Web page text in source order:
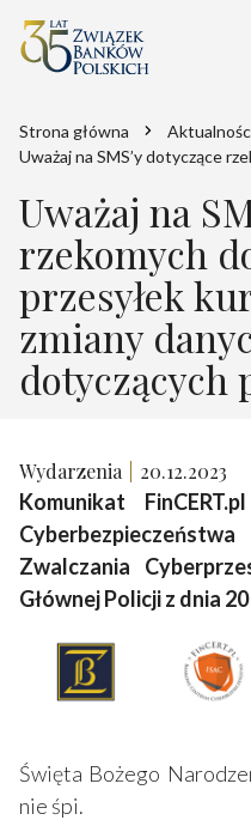
Strona główna
Uważaj na SMS’y dotyczące
Uważaj na
rzekomych
przesyłek
zmiany
dotyczących
Wydarzenia 20.12.2023
Komunikat
Zwalczania
Głównej Policji z dnia
Święta Bożego
nie śpi.